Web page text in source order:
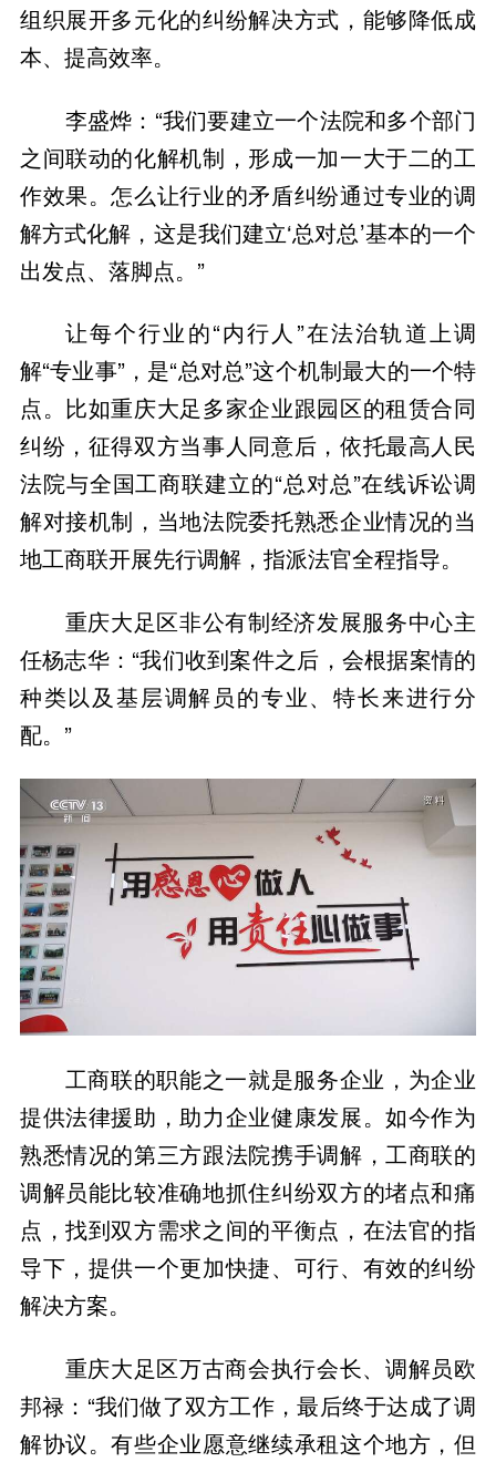
组织展开多元化的纠纷解决方式，能够降低成
本、提高效率。
李盛烨：“我们要建立一个法院和多个部门
之间联动的化解机制，形成一加一大于二的工
作效果。怎么让行业的矛盾纠纷通过专业的调
解方式化解，这是我们建立‘总对总’基本的一个
出发点、落脚点。”
让每个行业的“内行人”在法治轨道上调
解“专业事”，是“总对总”这个机制最大的一个特
点。比如重庆大足多家企业跟园区的租赁合同
纠纷，征得双方当事人同意后，依托最高人民
法院与全国工商联建立的“总对总”在线诉讼调
解对接机制，当地法院委托熟悉企业情况的当
地工商联开展先行调解，指派法官全程指导。
重庆大足区非公有制经济发展服务中心主
任杨志华：“我们收到案件之后，会根据案情的
种类以及基层调解员的专业、特长来进行分
配。”
工商联的职能之一就是服务企业，为企业
提供法律援助，助力企业健康发展。如今作为
熟悉情况的第三方跟法院携手调解，工商联的
调解员能比较准确地抓住纠纷双方的堵点和痛
点，找到双方需求之间的平衡点，在法官的指
导下，提供一个更加快捷、可行、有效的纠纷
解决方案。
重庆大足区万古商会执行会长、调解员欧
邦禄：“我们做了双方工作，最后终于达成了调
解协议。有些企业愿意继续承租这个地方，但